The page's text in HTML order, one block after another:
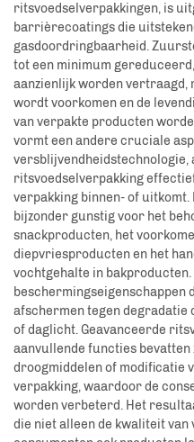
ritsvoedselverpakkingen, is
barrièrecoatings die
gasdoordringbaarheid.
tot een minimum
aanzienlijk worden vertraagd,
wordt voorkomen en de
van verpakte producten
vormt een andere cruciale
versblijvendheidstechnologie,
ritsvoedselverpakking
verpakking binnen- of
bijzonder gunstig voor het
snackproducten, het
diepvriesproducten en het
vochtgehalte in bakproducten.
afschermen tegen
of daglicht. Geavanceerde
aanvullende functies
droogmiddelen of modificatie
verpakking, waardoor de
worden verbeterd. Het
die niet alleen de kwaliteit